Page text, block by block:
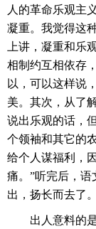
人的革命乐观主
凝重。我觉得这
上讲，凝重和乐
相制约互相依存
以，可以这样说
美。其次，从了
说出乐观的话，
个领袖和其它的
给个人谋福利，
痛。”听完后，
出，扬长而去了。
出人意料的是